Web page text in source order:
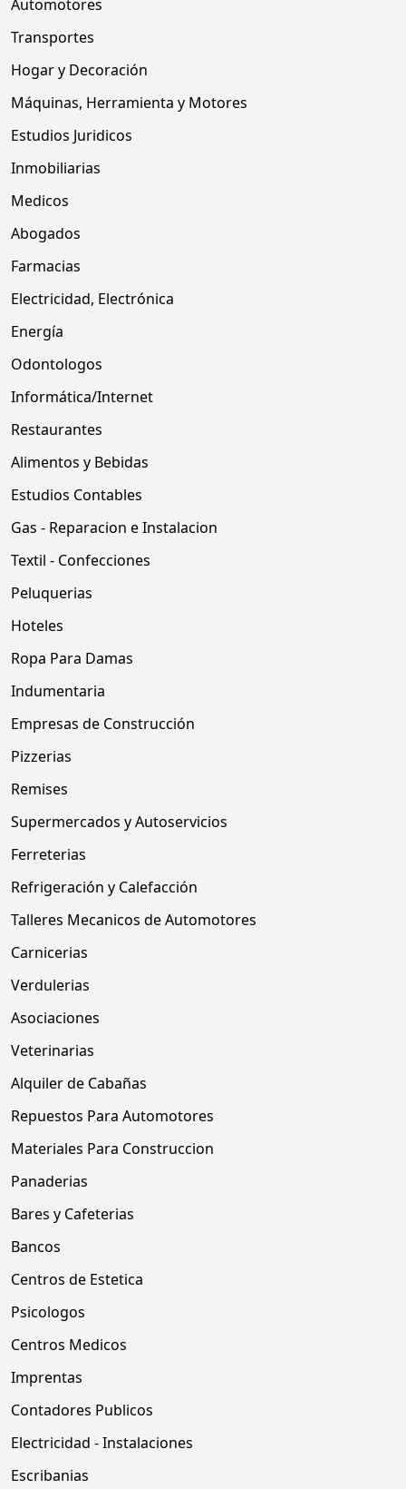
Automotores
Transportes
Hogar y Decoración
Máquinas, Herramienta y Motores
Estudios Juridicos
Inmobiliarias
Medicos
Abogados
Farmacias
Electricidad, Electrónica
Energía
Odontologos
Informática/Internet
Restaurantes
Alimentos y Bebidas
Estudios Contables
Gas - Reparacion e Instalacion
Textil - Confecciones
Peluquerias
Hoteles
Ropa Para Damas
Indumentaria
Empresas de Construcción
Pizzerias
Remises
Supermercados y Autoservicios
Ferreterias
Refrigeración y Calefacción
Talleres Mecanicos de Automotores
Carnicerias
Verdulerias
Asociaciones
Veterinarias
Alquiler de Cabañas
Repuestos Para Automotores
Materiales Para Construccion
Panaderias
Bares y Cafeterias
Bancos
Centros de Estetica
Psicologos
Centros Medicos
Imprentas
Contadores Publicos
Electricidad - Instalaciones
Escribanias